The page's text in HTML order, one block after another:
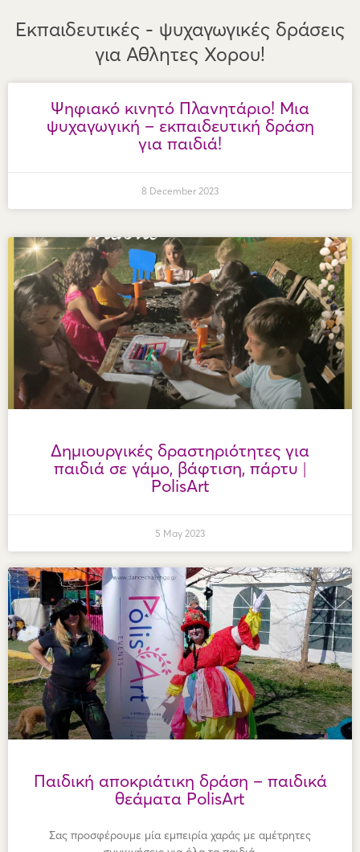
Εκπαιδευτικές - ψυχαγωγικές δράσεις
για Αθλητες Χορου!
Ψηφιακό κινητό Πλανητάριο! Μια
ψυχαγωγική – εκπαιδευτική δράση
για παιδιά!
8 December 2023
Δημιουργικές δραστηριότητες για
παιδιά σε γάμο, βάφτιση, πάρτυ |
PolisArt
5 May 2023
Παιδική αποκριάτικη δράση – παιδικά
θεάματα PolisArt
Σας προσφέρουμε μία εμπειρία χαράς με αμέτρητες